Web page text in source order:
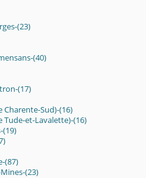
(23)
(40)
(17)
Charente-Sud)-(16)
Tude-et-Lavalette)-(16)
(19)
(87)
(23)